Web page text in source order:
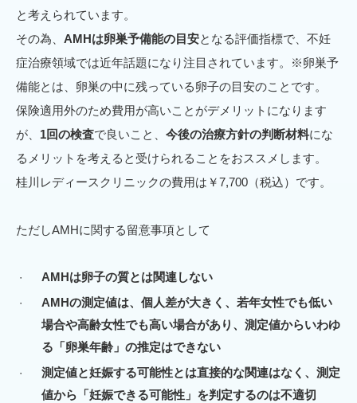
と考えられています。
その為、 AMHは卵巣予備能の目安となる評価指標で、不妊
症治療領域では近年話題になり注目されています。※卵巣予
備能とは、卵巣の中に残っている卵子の目安のことです。
保険適用外のため費用が高いことがデメリットになります
が、 1回の検査で良いこと、 今後の治療方針の判断材料にな
るメリットを考えると受けられることをおススメします。
桂川レディースクリニックの費用は￥7,700（税込）です。
ただしAMHに関する留意事項として
AMHは卵子の質とは関連しない
AMHの測定値は、個人差が大きく、若年女性でも低い
場合や高齢女性でも高い場合があり、測定値からいわゆ
る「卵巣年齢」の推定はできない
測定値と妊娠する可能性とは直接的な関連はなく、測定
値から「妊娠できる可能性」を判定するのは不適切